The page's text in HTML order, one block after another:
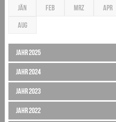
JÄN FEB MRZ APR
AUG
Jahr 2025
Jahr 2024
Jahr 2023
Jahr 2022